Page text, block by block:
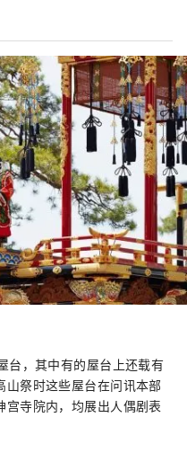
台，其中有的屋台上还载有
祭时这些屋台在问讯本部
寺院内，均展出人偶剧表